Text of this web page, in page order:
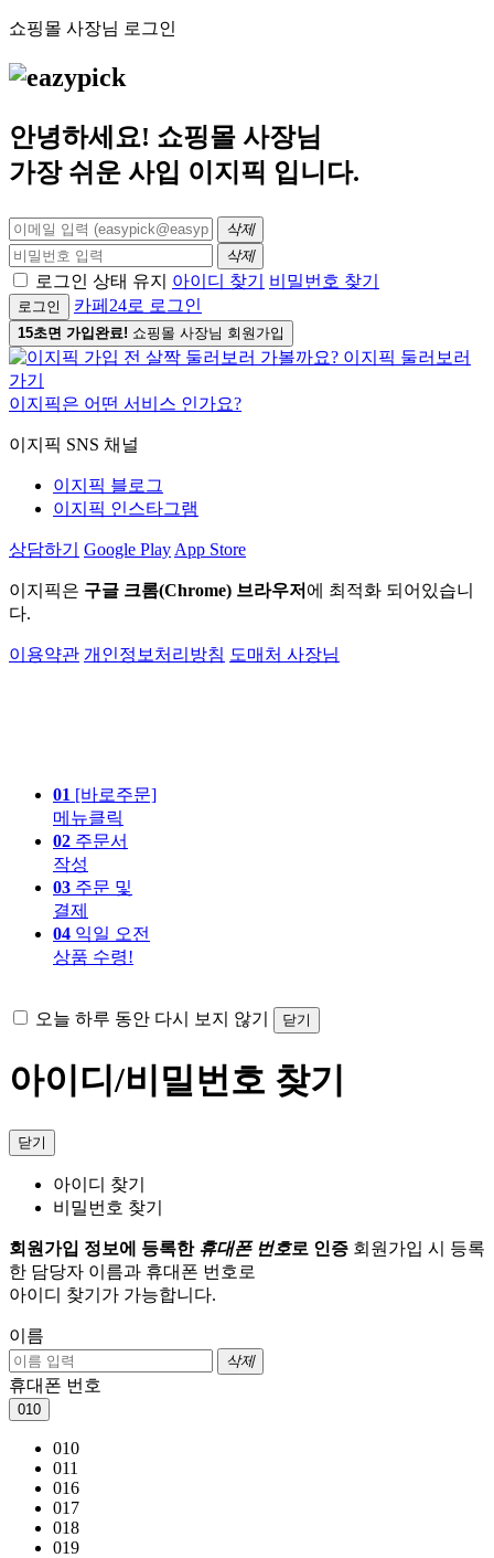
쇼핑몰 사장님 로그인
안녕하세요! 쇼핑몰 사장님
가장 쉬운 사입 이지픽 입니다.
삭제
삭제
로그인 상태 유지 아이디 찾기 비밀번호 찾기
로그인 카페24로 로그인
15초면 가입완료! 쇼핑몰 사장님 회원가입
이지픽은 어떤 서비스 인가요?
이지픽 SNS 채널
이지픽 블로그
이지픽 인스타그램
상담하기 Google Play App Store
이지픽은 구글 크롬(Chrome) 브라우저 에 최적화 되어있습니
다.
이용약관 개인정보처리방침 도매처 사장님
01 [바로주문]
메뉴클릭
02 주문서
작성
03 주문 및
결제
04 익일 오전
상품 수령!
오늘 하루 동안 다시 보지 않기 닫기
아이디/비밀번호 찾기
닫기
아이디 찾기
비밀번호 찾기
회원가입 정보에 등록한 휴대폰 번호로 인증 회원가입 시 등록
한 담당자 이름과 휴대폰 번호로
아이디 찾기가 가능합니다.
이름
삭제
휴대폰 번호
010
010
011
016
017
018
019